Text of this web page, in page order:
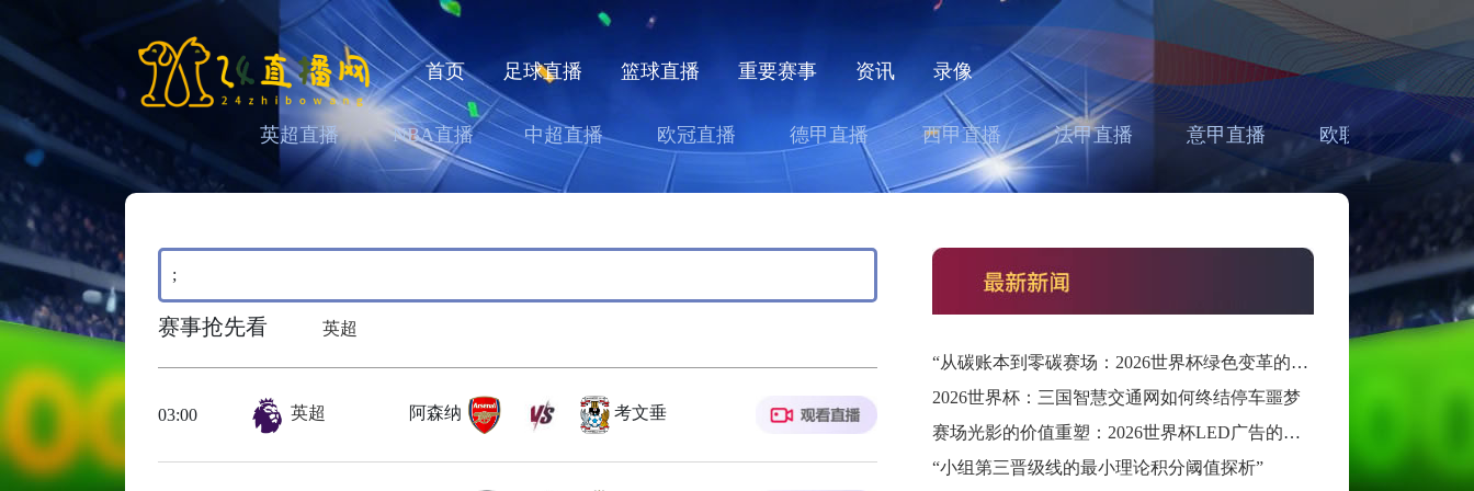
首页 足球直播 篮球直播 重要赛事 资讯 录像
英超直播 NBA直播 中超直播 欧冠直播 德甲直播 西甲直播 法甲直播 意甲直播 欧联直播
;
赛事抢先看 英超
03:00 英超 阿森纳 考文垂
“从碳账本到零碳赛场：2026世界杯绿色变革的系统路径与重构”
2026世界杯：三国智慧交通网如何终结停车噩梦
赛场光影的价值重塑：2026世界杯LED广告的维度跃迁
“小组第三晋级线的最小理论积分阈值探析”